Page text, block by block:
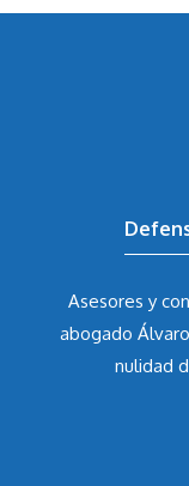
Asesores y
abogado
nulidad